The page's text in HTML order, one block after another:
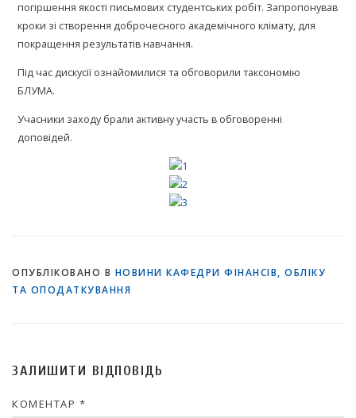
погіршення якості письмових студентських робіт. Запропонував
кроки зі створення доброчесного академічного клімату, для
покращення результатів навчання.
Під час дискусії ознайомилися та обговорили таксономію
БЛУМА.
Учасники заходу брали активну участь в обговоренні
доповідей.
ОПУБЛІКОВАНО В НОВИНИ КАФЕДРИ ФІНАНСІВ, ОБЛІКУ
ТА ОПОДАТКУВАННЯ
ЗАЛИШИТИ ВІДПОВІДЬ
КОМЕНТАР *